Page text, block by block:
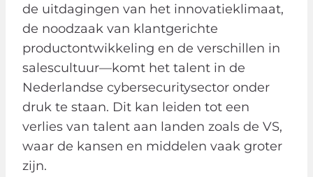
de uitdagingen van het innovatieklimaat,
de noodzaak van klantgerichte
productontwikkeling en de verschillen in
salescultuur—komt het talent in de
Nederlandse cybersecuritysector onder
druk te staan. Dit kan leiden tot een
verlies van talent aan landen zoals de VS,
waar de kansen en middelen vaak groter
zijn.